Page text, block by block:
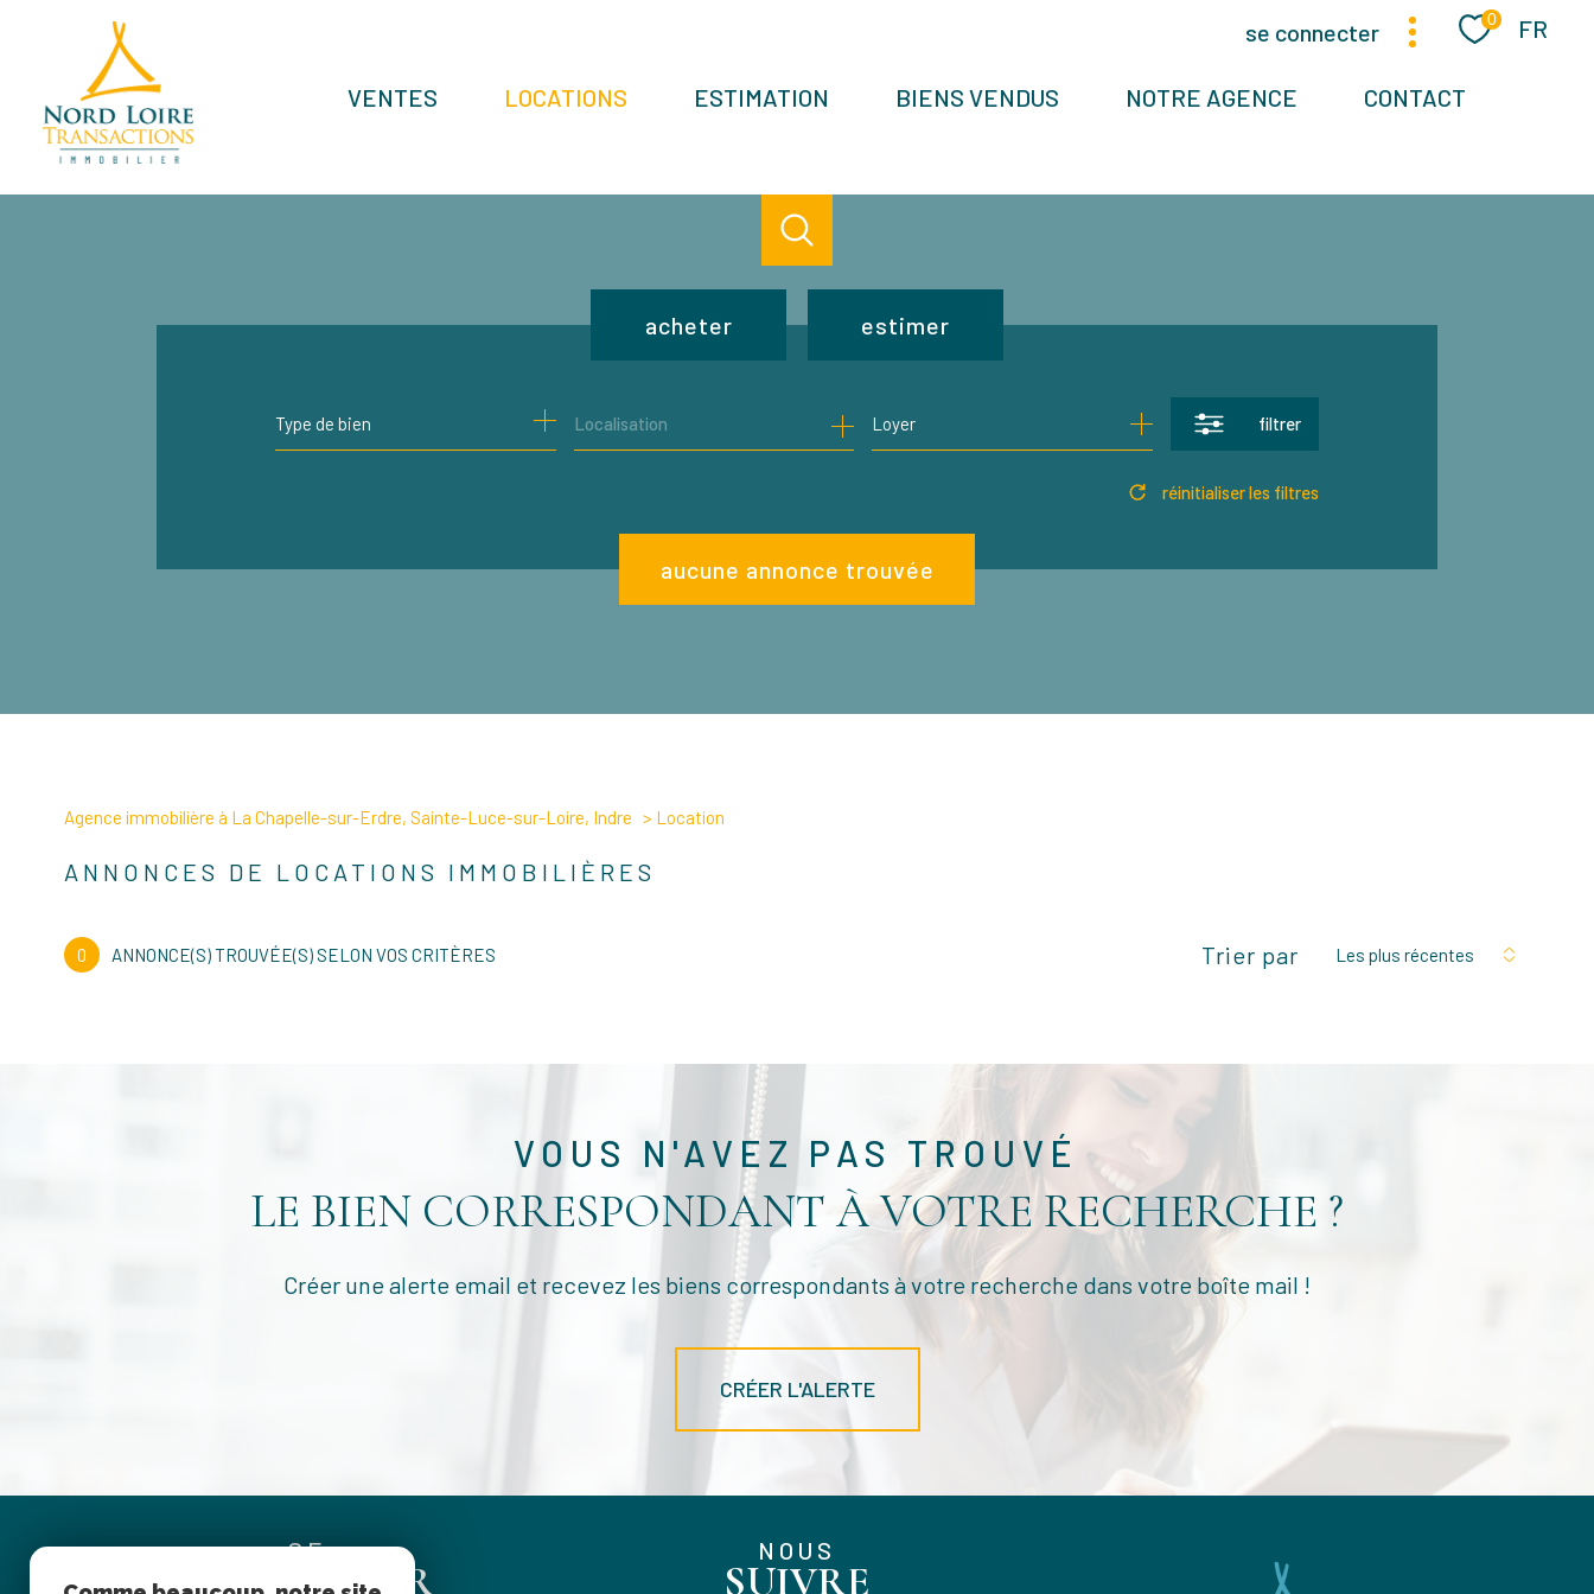
se connecter 0 Langue
FR
VENTES LOCATIONS ESTIMATION BIENS VENDUS NOTRE AGENCE CONTACT
acheter
de l'immo pro
estimer
Type de bien Loyer filtrer
aucune annonce trouvée
réinitialiser les filtres
Agence immobilière à La Chapelle-sur-Erdre, Sainte-Luce-sur-Loire, Indre Location
ANNONCES DE LOCATIONS IMMOBILIÈRES
0 ANNONCE(S) TROUVÉE(S) SELON VOS CRITÈRES Trier par Les plus récentes
VOUS N'AVEZ PAS TROUVÉ
LE BIEN CORRESPONDANT À VOTRE RECHERCHE ?
Créer une alerte email et recevez les biens correspondants à votre recherche dans votre boîte mail !
CRÉER L'ALERTE
SE
CONNECTER
NOUS
SUIVRE ADHÉRONS